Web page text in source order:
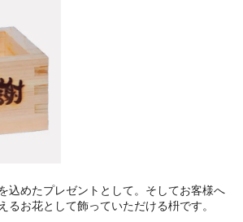
込めたプレゼントとして。そしてお客様へ
るお花として飾っていただける枡です。